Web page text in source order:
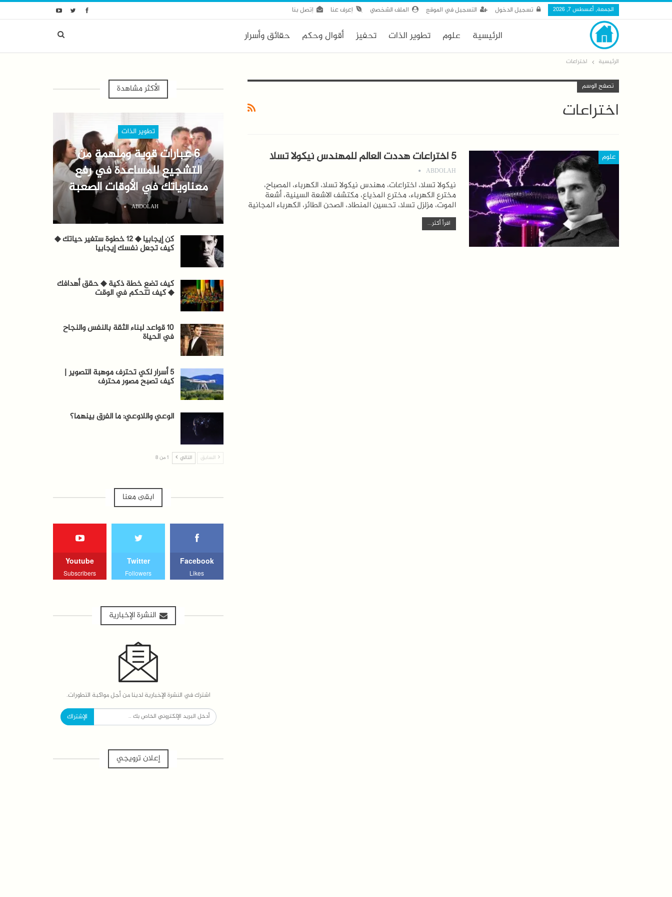
الجمعة, أغسطس 7, 2026 تسجيل الدخول التسجيل في الموقع الملف الشخصي اِعرف عنا اِتصل بنا
الرئيسية علوم تطوير الذات تحفيز أقوال وحكم حقائق وأسرار
الرئيسية اختراعات
تصفح الوسم
اختراعات
علوم 5 اختراعات هددت العالم للمهندس نيكولا تسلا
ABDOLAH
نيكولا تسلا، اختراعات، مهندس نيكولا تسلا، الكهرباء، المصباح،
مخترع الكهرباء، مخترع المذياع، مكتشف الاشعة السينية، أشعة
الموت، مزلزل تسلا، تحسين المنطاد، الصحن الطائر، الكهرباء المجانية
اقرأ أكثر...
الأكثر مشاهدة
تطوير الذات
6 عبارات قوية وملهمة من
التشجيع للمساعدة في رفع
معناوياتك في الأوقات الصعبة
ABDOLAH
كن إيجابيا ◆ 12 خطوة ستغير حياتك ◆
كيف تجعل نفسك إيجابيا
كيف تضع خطة ذكية ◆ حقق أهدافك
◆ كيف تتحكم في الوقت
10 قواعد لبناء الثقة بالنفس والنجاح
في الحياة
5 أسرار لكي تحترف موهبة التصوير |
كيف تصبح مصور محترف
الوعي واللاوعي: ما الفرق بينهما؟
السابق التالي 1 من 8
ابقى معنا
Facebook
Likes
Twitter
Followers
Youtube
Subscribers
النشرة الإخبارية
اشترك في النشرة الإخبارية لدينا من أجل مواكبة التطورات.
الإشتراك
إعلان ترويجي